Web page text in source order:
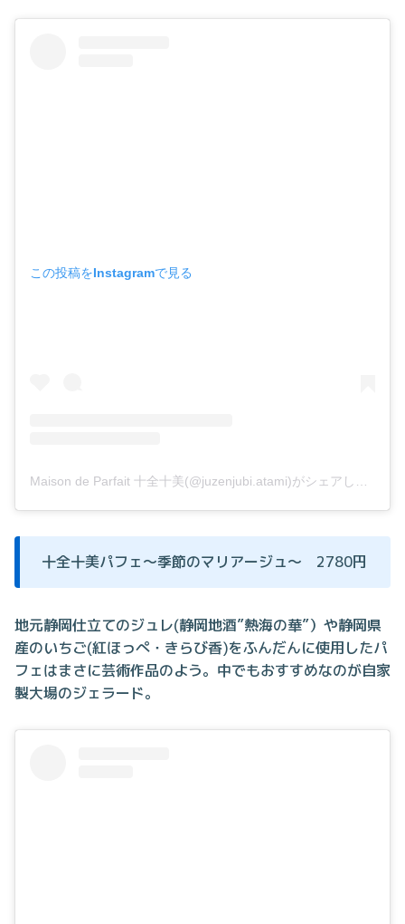
この投稿をInstagramで見る
十全十美パフェ～季節のマリアージュ～ 2780円
地元静岡仕立てのジュレ(静岡地酒”熱海の華”）や静岡県
産のいちご(紅ほっぺ・きらび香)をふんだんに使用したパ
フェはまさに芸術作品のよう。中でもおすすめなのが自家
製大場のジェラード。